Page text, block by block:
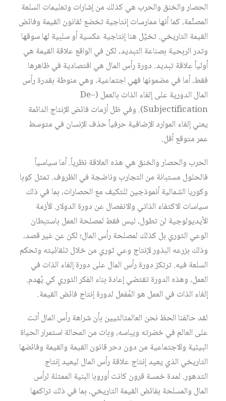
الحصار والخنق والحرب هي كذلك من إشارات وتعليمات السلعة
المصنَّمة، كما أنها ممارسات إنتاجية تخضع لقانون القيمة وفائض
القيمة التاريخي. تخيَّل هنا إنتاجية عكسية أو سلبية لها سوقها
وتدر الربحية بصناعة التبديد، لكن في الواقع علاقة القيمة هي
أولياً علاقة تبديد. دورة رأس المال هي اقتصادية في ظاهرها
فقط، أما في مضمونها فهي اجتماعية، وهي منوطة بقدرة رأس
المال الدورية على إلغاء الذات بالعمل (De–
Subjectification). وفي ظل أزمات فائض الإنتاج الدائمة
يعني إلغاء الموارد الإضافية حرفياً حذف الإنسان في متوسط
عمر متوقع أقل.
الحرب والحصار والخنق هي هذه العلاقة نظرياً. أما سياسياً
فالحلول مستبانة من التجارب وناضجة في الظروف. تمثل كوبا
وكوريا الشمالية أنموذجين للتكيف مع الحصارات، بما في ذلك
سياسات الاكتفاء الذاتي والانفصال عن دورة الدولار. الأزمة
الأيديولوجية لن تطول، ليس فقط لمصلحة العمل باستبطان
الوعي الثوري بل كذلك لمصلحة رأس المال؛ لكن عن غير قصد،
وذلك بزرعه البذور لإنتاج وعي ثوري من خلال تلقائيته وتحكم
السلعة فيه. ترتكز دورة رأس المال على دورة إلغاء الذات في
العمل، وهذه الدورة تقتضي إعادة بناء الفكر الثوري كي يُهدم.
إلغاء الذات في العمل هو المُفعل لدورة إنتاج فائض القيمة.
لقد حالفنا الحظ نحن العالمثالثيين بأن شراهة رأس المال أتت
على العالم في خضرته ويباسه، وبات من المحالة استمرار الحياة
البيئية والاجتماعية من دون دحر قانون القيمة والقيمة وفائضها
التاريخي الذي يعيد إنتاج علاقة رأس المال ليعيد إنتاج
التدهور. لمدة خمسة قرون كانت أوروبا البنية الممثلة لرأس
المال والمسلحة بفائض القيمة التاريخي، بما في ذلك تراكمها